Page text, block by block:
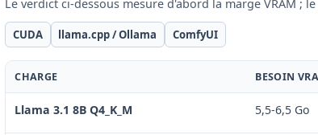
Le verdict ci-dessous mesure d'abord la marge VRAM ;
CUDA llama.cpp / Ollama ComfyUI
CHARGE BESOIN
Llama 3.1 8B Q4_K_M 5,5-6,5 Go